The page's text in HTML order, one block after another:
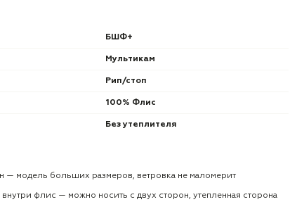
БШФ+
Мультикам
Рип/стоп
100% Флис
Без утеплителя
— модель больших размеров, ветровка не маломерит
внутри флис — можно носить с двух сторон, утепленная сторона